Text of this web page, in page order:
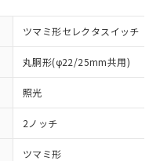
ツマミ形セレクタスイッチ
丸胴形(φ22/25mm共用)
照光
2ノッチ
ツマミ形